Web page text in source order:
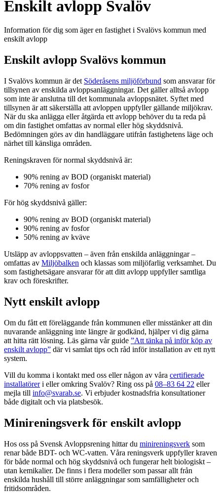
Enskilt avlopp Svalöv
Information för dig som äger en fastighet i Svalövs kommun med
enskilt avlopp
Enskilt avlopp Svalövs kommun
I Svalövs kommun är det Söderåsens miljöförbund som ansvarar för
tillsynen av enskilda avloppsanläggningar. Det gäller alltså avlopp
som inte är anslutna till det kommunala avloppsnätet. Syftet med
tillsynen är att säkerställa att avloppen uppfyller gällande miljökrav.
När du ska anlägga eller åtgärda ett avlopp behöver du ta reda på
om din fastighet omfattas av normal eller hög skyddsnivå.
Bedömningen görs av din handläggare utifrån fastighetens läge och
närhet till känsliga områden.
Reningskraven för normal skyddsnivå är:
90% rening av BOD (organiskt material)
70% rening av fosfor
För hög skyddsnivå gäller:
90% rening av BOD (organiskt material)
90% rening av fosfor
50% rening av kväve
Utsläpp av avloppsvatten – även från enskilda anläggningar –
omfattas av Miljöbalken och klassas som miljöfarlig verksamhet. Du
som fastighetsägare ansvarar för att ditt avlopp uppfyller samtliga
krav och föreskrifter.
Nytt enskilt avlopp
Om du fått ett föreläggande från kommunen eller misstänker att din
nuvarande anläggning inte längre är godkänd, hjälper vi dig gärna
att hitta rätt lösning. Läs gärna vår guide ”Att tänka på inför köp av
enskilt avlopp” där vi samlat tips och råd inför installation av ett nytt
system.
Vill du komma i kontakt med oss eller någon av våra certifierade
installatöreri eller omkring Svalöv? Ring oss på 08–83 64 22 eller
mejla till info@svarab.se. Vi erbjuder kostnadsfria konsultationer
både digitalt och via platsbesök.
Minireningsverk för enskilt avlopp
Hos oss på Svensk Avloppsrening hittar du minireningsverk som
renar både BDT- och WC-vatten. Våra reningsverk uppfyller kraven
för både normal och hög skyddsnivå och fungerar helt biologiskt –
utan kemikalier. De finns i flera modeller som passar allt från
enskilda hushåll till större anläggningar som samfälligheter och
fritidsområden.